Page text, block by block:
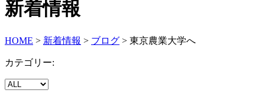
新着情報
HOME > 新着情報 > ブログ > 東京農業大学へ
カテゴリー: